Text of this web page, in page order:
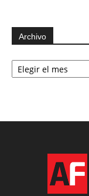
Archivo
Archivo